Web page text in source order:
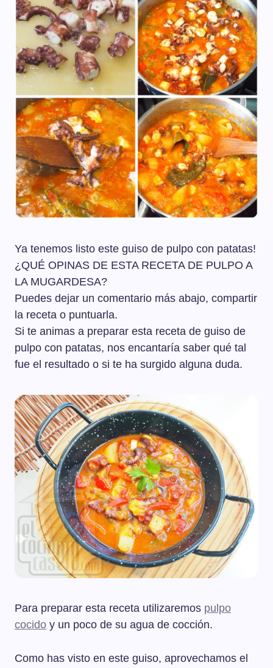
Ya tenemos listo este guiso de pulpo con patatas!
¿QUÉ OPINAS DE ESTA RECETA DE PULPO A
LA MUGARDESA?
Puedes dejar un comentario más abajo, compartir
la receta o puntuarla.
Si te animas a preparar esta receta de guiso de
pulpo con patatas, nos encantaría saber qué tal
fue el resultado o si te ha surgido alguna duda.
Para preparar esta receta utilizaremos pulpo
cocido y un poco de su agua de cocción.
Como has visto en este guiso, aprovechamos el